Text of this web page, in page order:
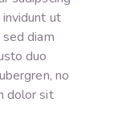
ut
diam
duo
no
dolor sit